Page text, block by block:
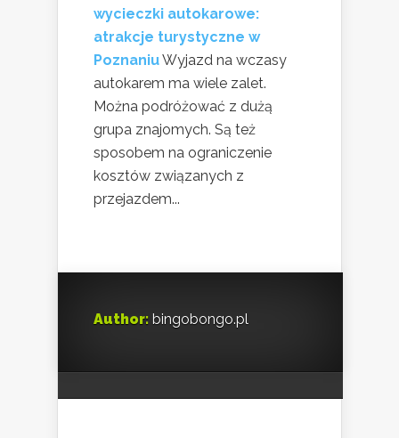
wycieczki autokarowe:
atrakcje turystyczne w
PoznaniuWyjazd na wczasy
autokarem ma wiele zalet.
Można podróżować z dużą
grupa znajomych. Są też
sposobem na ograniczenie
kosztów związanych z
przejazdem...
Author: bingobongo.pl